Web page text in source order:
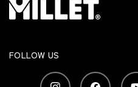
FOLLOW US